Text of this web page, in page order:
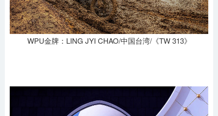
WPU金牌：LING JYI CHAO/中国台湾/《TW 313》